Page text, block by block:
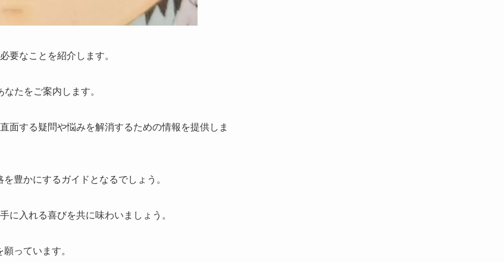
要なことを紹介します。
たをご案内します。
面する疑問や悩みを解消するための情報を提供しま
豊かにするガイドとなるでしょう。
に入れる喜びを共に味わいましょう。
っています。